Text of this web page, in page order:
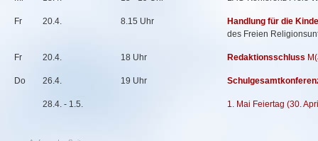
Fr 20.4. 8.15 Uhr
Handlung für die
des Freien
Fr 20.4. 18 Uhr Redaktionsschluss
Do 26.4. 19 Uhr
28.4. - 1.5. 1. Mai Feiertag (30.